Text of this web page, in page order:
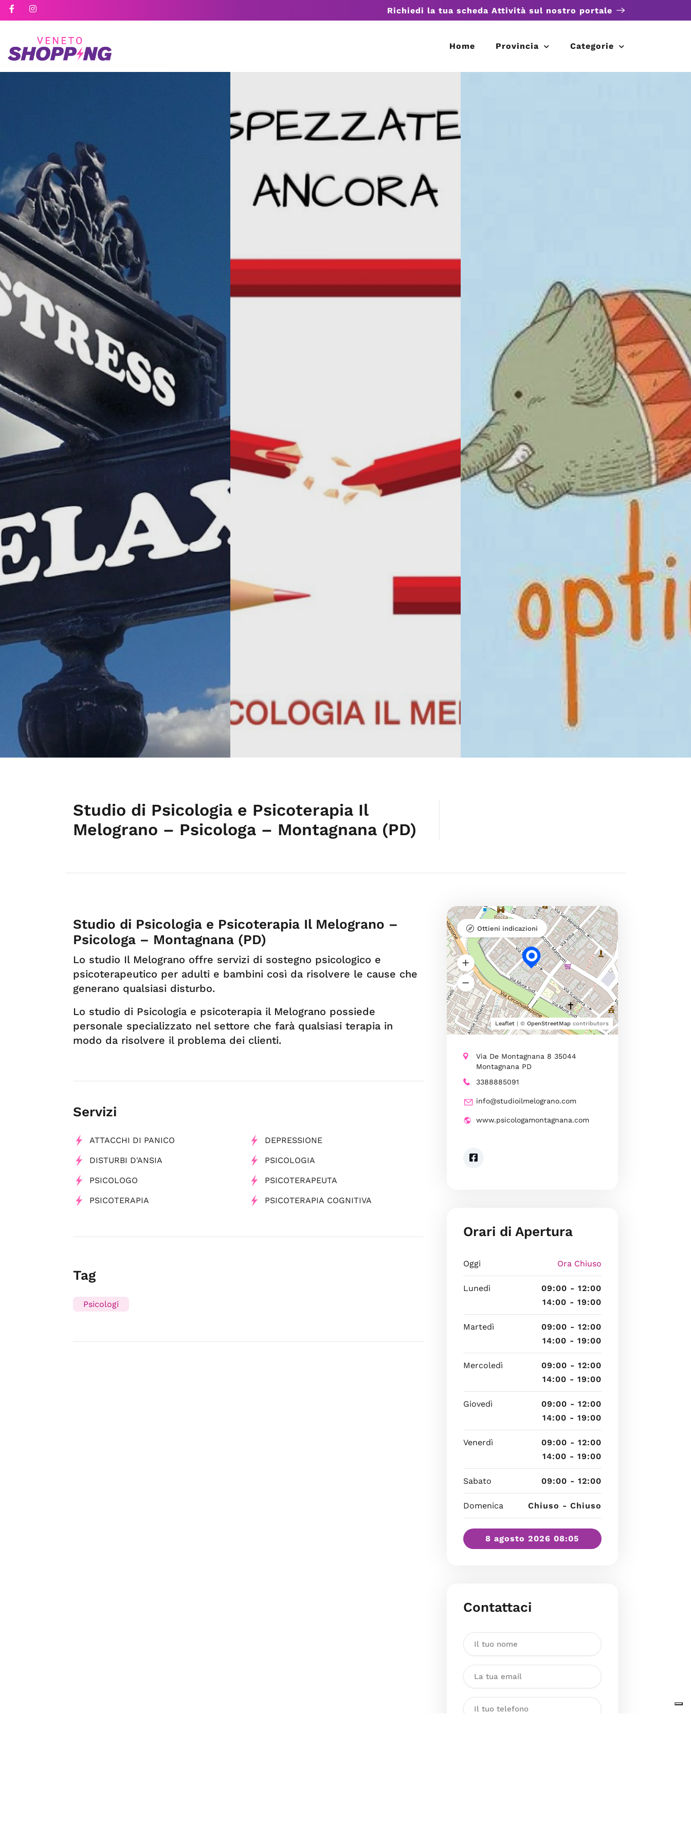
Richiedi la tua scheda Attività sul nostro portale
Home Provincia Categorie
Studio di Psicologia e Psicoterapia Il
Melograno – Psicologa – Montagnana (PD)
Studio di Psicologia e Psicoterapia Il Melograno –
Psicologa – Montagnana (PD)
Lo studio Il Melograno offre servizi di sostegno psicologico e
psicoterapeutico per adulti e bambini così da risolvere le cause che
generano qualsiasi disturbo.
Lo studio di Psicologia e psicoterapia il Melograno possiede
personale specializzato nel settore che farà qualsiasi terapia in
modo da risolvere il problema dei clienti.
Servizi
ATTACCHI DI PANICO DEPRESSIONE
DISTURBI D'ANSIA PSICOLOGIA
PSICOLOGO PSICOTERAPEUTA
PSICOTERAPIA PSICOTERAPIA COGNITIVA
Tag
Psicologi
Leaflet| © OpenStreetMapcontributors
Ottieni indicazioni
Via De Montagnana 8 35044
Montagnana PD
3388885091
info@studioilmelograno.com
www.psicologamontagnana.com
Orari di Apertura
Oggi Ora Chiuso
Lunedì
09:00 - 12:00
14:00 - 19:00
Martedì
09:00 - 12:00
14:00 - 19:00
Mercoledì
09:00 - 12:00
14:00 - 19:00
Giovedì
09:00 - 12:00
14:00 - 19:00
Venerdì
09:00 - 12:00
14:00 - 19:00
Sabato 09:00 - 12:00
Domenica Chiuso - Chiuso
8 agosto 2026 08:05
Contattaci